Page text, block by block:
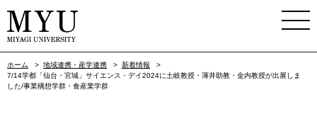
ホーム > 地域連携・産学連携 > 新着情報
>
7/14学都「仙台・宮城」サイエンス・デイ2024に土岐教授・薄井助教・金内教授が出展しま
した/事業構想学群・食産業学群